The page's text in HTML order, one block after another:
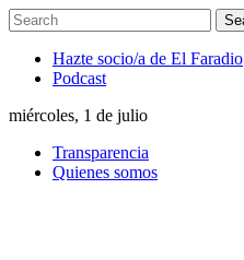
Hazte socio/a de El Faradio
Podcast
miércoles, 1 de julio
Transparencia
Quienes somos